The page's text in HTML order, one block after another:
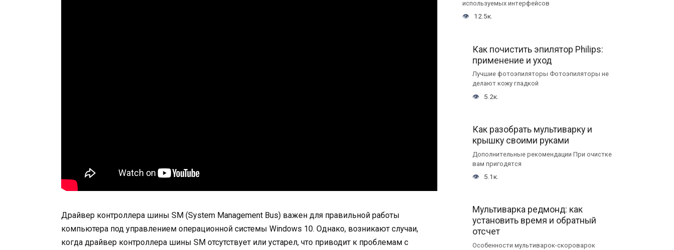
Драйвер контроллера шины SM (System Management Bus) важен для правильной работы
компьютера под управлением операционной системы Windows 10. Однако, возникают случаи,
когда драйвер контроллера шины SM отсутствует или устарел, что приводит к проблемам с
используемых интерфейсов
12.5к.
Как почистить эпилятор Philips:
применение и уход
Лучшие фотоэпиляторы Фотоэпиляторы не
делают кожу гладкой
5.2к.
Как разобрать мультиварку и
крышку своими руками
Дополнительные рекомендации При очистке
вам пригодятся
5.1к.
Мультиварка редмонд: как
установить время и обратный
отсчет
Особенности мультиварок-скороварок